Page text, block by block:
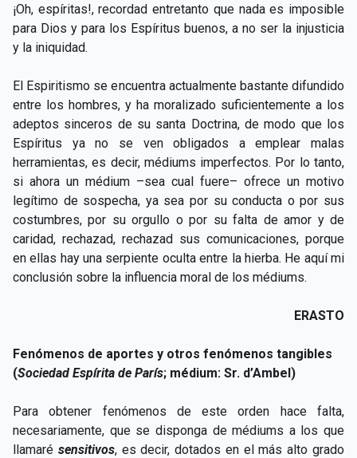
¡Oh, espíritas!, recordad entretanto que nada es imposible
para Dios y para los Espíritus buenos, a no ser la injusticia
y la iniquidad.
El Espiritismo se encuentra actualmente bastante difundido
entre los hombres, y ha moralizado suficientemente a los
adeptos sinceros de su santa Doctrina, de modo que los
Espíritus ya no se ven obligados a emplear malas
herramientas, es decir, médiums imperfectos. Por lo tanto,
si ahora un médium –sea cual fuere– ofrece un motivo
legítimo de sospecha, ya sea por su conducta o por sus
costumbres, por su orgullo o por su falta de amor y de
caridad, rechazad, rechazad sus comunicaciones, porque
en ellas hay una serpiente oculta entre la hierba. He aquí mi
conclusión sobre la influencia moral de los médiums.
ERASTO
Fenómenos de aportes y otros fenómenos tangibles
(Sociedad Espírita de París; médium: Sr. d’Ambel)
Para obtener fenómenos de este orden hace falta,
necesariamente, que se disponga de médiums a los que
llamaré sensitivos, es decir, dotados en el más alto grado